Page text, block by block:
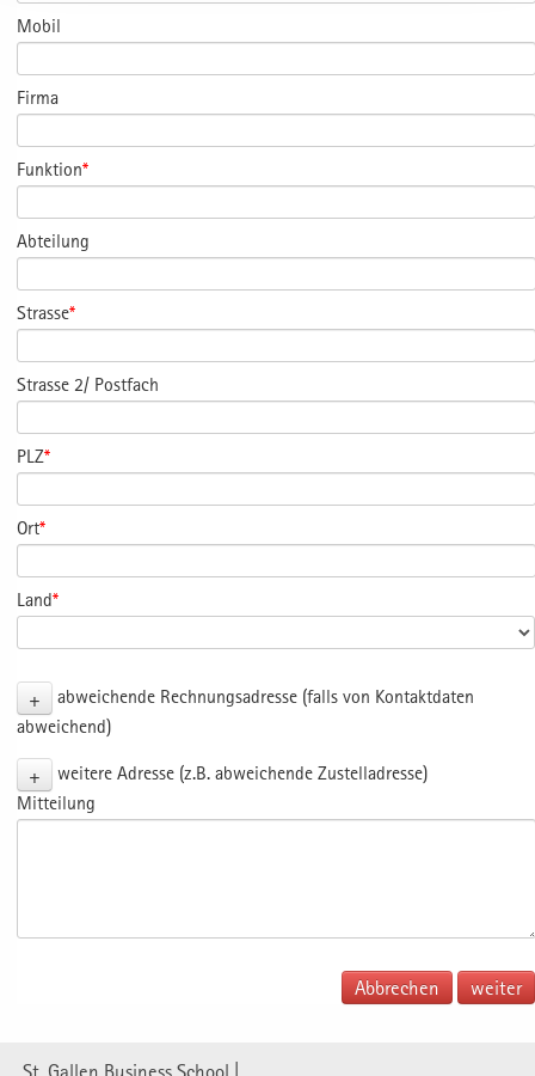
Mobil
Firma
Funktion*
Abteilung
Strasse*
Strasse 2/ Postfach
PLZ*
Ort*
Land*
+
abweichende Rechnungsadresse (falls von Kontaktdaten
abweichend)
+
weitere Adresse (z.B. abweichende Zustelladresse)
Mitteilung
Abbrechen
St. Gallen Business School |